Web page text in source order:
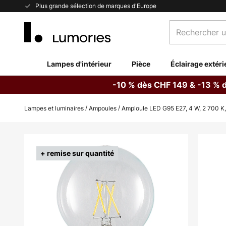
Plus grande sélection de marques d'Europe
Allez
un
catégorie...
Lampes d'intérieur Pièce Éclairage
-10 % dès CHF 149 & -13 %
Lampes et luminaires Ampoules Amploule LED G95 E27, 4 W, 2 700
+ remise sur quantité